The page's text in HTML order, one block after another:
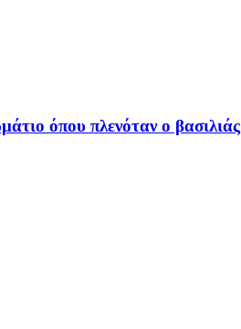
όπου πλενόταν ο βασιλιάς